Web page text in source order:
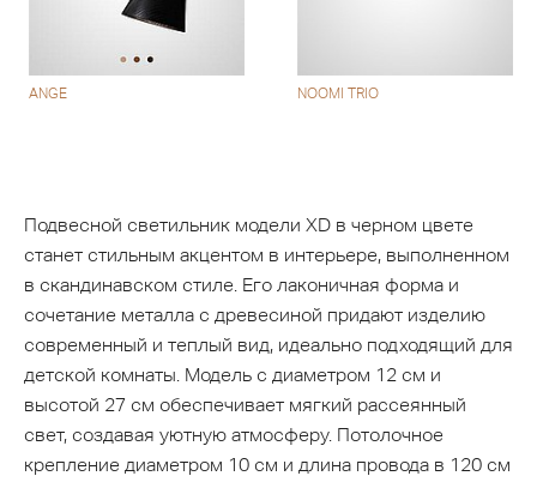
ANGE NOOMI TRIO
Подвесной светильник модели XD в черном цвете
станет стильным акцентом в интерьере, выполненном
в скандинавском стиле. Его лаконичная форма и
сочетание металла с древесиной придают изделию
современный и теплый вид, идеально подходящий для
детской комнаты. Модель с диаметром 12 см и
высотой 27 см обеспечивает мягкий рассеянный
свет, создавая уютную атмосферу. Потолочное
крепление диаметром 10 см и длина провода в 120 см